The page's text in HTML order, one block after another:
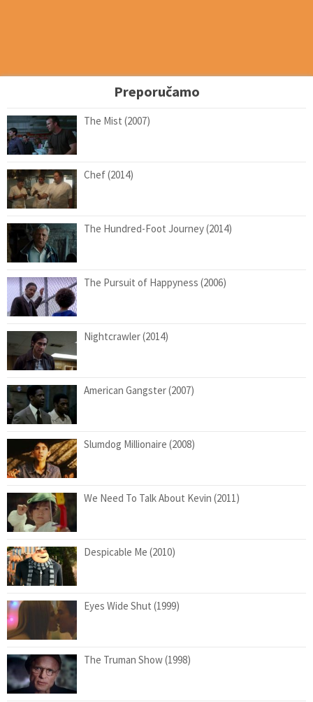
Preporučamo
The Mist (2007)
Chef (2014)
The Hundred-Foot Journey (2014)
The Pursuit of Happyness (2006)
Nightcrawler (2014)
American Gangster (2007)
Slumdog Millionaire (2008)
We Need To Talk About Kevin (2011)
Despicable Me (2010)
Eyes Wide Shut (1999)
The Truman Show (1998)